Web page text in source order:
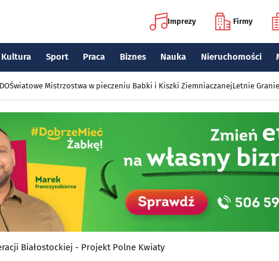
Imprezy Firmy
Kultura Sport Praca Biznes Nauka Nieruchomości
Światowe Mistrzostwa w pieczeniu Babki i Kiszki ZiemniaczanejLetnie
Białostockiej - Projekt Polne Kwiaty